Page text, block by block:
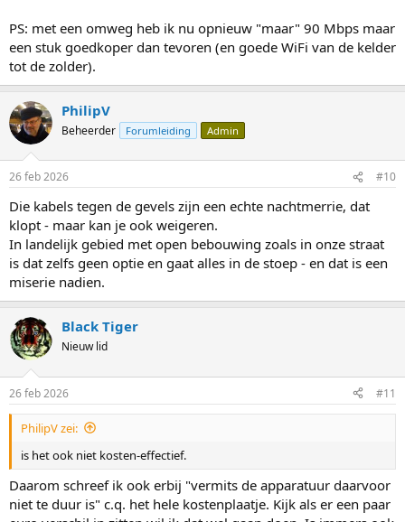
PS: met een omweg heb ik nu opnieuw "maar" 90 Mbps maar
een stuk goedkoper dan tevoren (en goede WiFi van de kelder
tot de zolder).
PhilipV
Beheerder Forumleiding Admin
26 feb 2026 #10
Die kabels tegen de gevels zijn een echte nachtmerrie, dat
klopt - maar kan je ook weigeren.
In landelijk gebied met open bebouwing zoals in onze straat
is dat zelfs geen optie en gaat alles in de stoep - en dat is een
miserie nadien.
Black Tiger
Nieuw lid
26 feb 2026 #11
PhilipV zei:
is het ook niet kosten-effectief.
Daarom schreef ik ook erbij "vermits de apparatuur daarvoor
niet te duur is" c.q. het hele kostenplaatje. Kijk als er een paar